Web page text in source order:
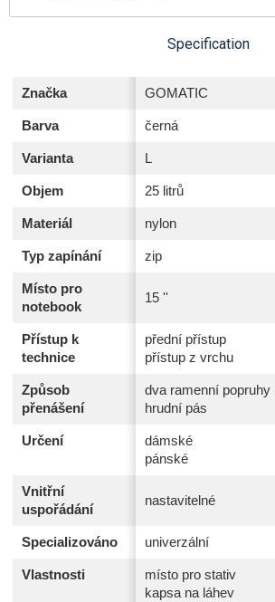
Specification
Značka GOMATIC
Barva černá
Varianta L
Objem 25 litrů
Materiál nylon
Typ zapínání zip
Místo pro
notebook
15 ''
Přístup k
technice
přední přístup
přístup z vrchu
Způsob
přenášení
dva ramenní popruhy
hrudní pás
Určení
dámské
pánské
Vnitřní
uspořádání
nastavitelné
Specializováno univerzální
Vlastnosti
místo pro stativ
kapsa na láhev